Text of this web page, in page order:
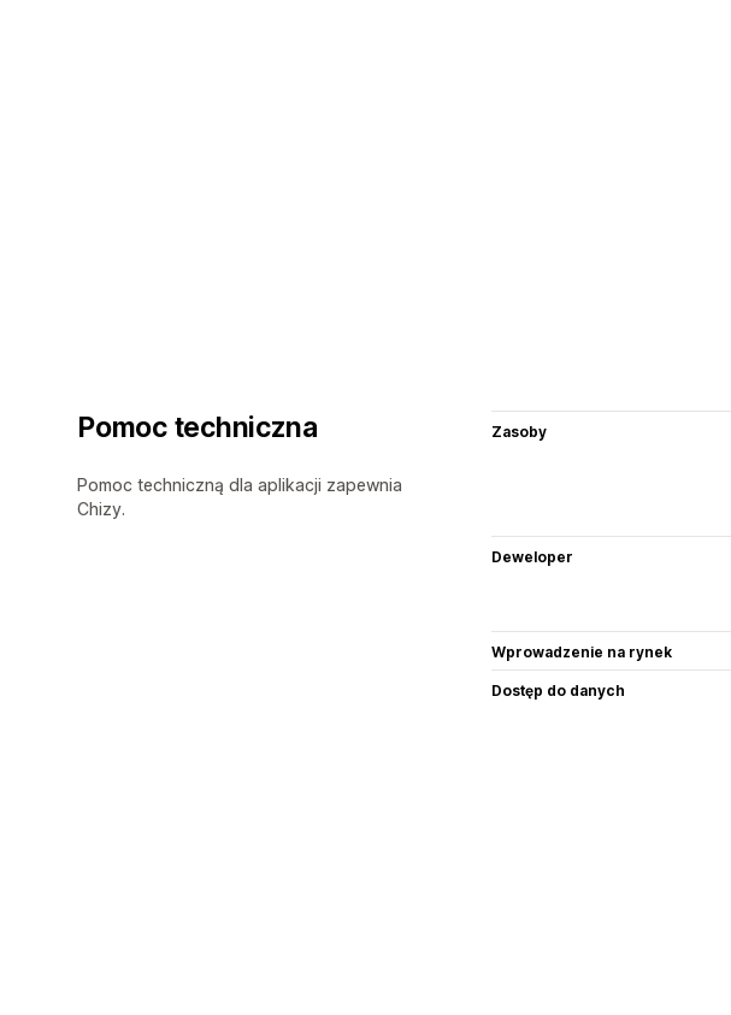
Pomoc techniczna
Pomoc techniczną dla aplikacji zapewnia
Chizy.
Zasoby
Deweloper
Wprowadzenie na rynek
Dostęp do danych